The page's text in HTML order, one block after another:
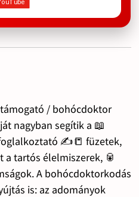
/ bohócdoktor
nagyban segítik a 📖
✍️📒 füzetek,
tartós élelmiszerek, 🥫
A bohócdoktorkodás
is: az adományok